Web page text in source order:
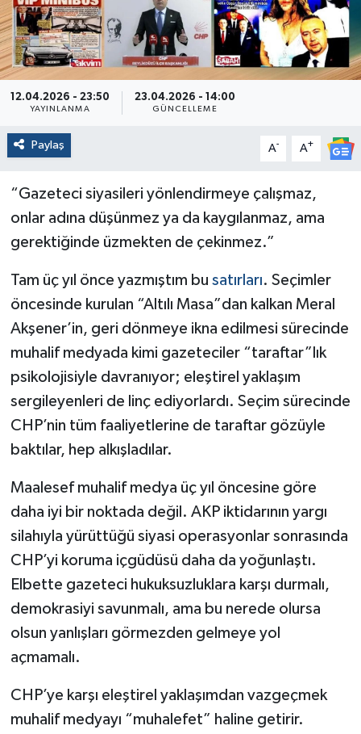
12.04.2026 - 23:50
YAYINLANMA
23.04.2026 - 14:00
GÜNCELLEME
Paylaş A- A+
“Gazeteci siyasileri yönlendirmeye çalışmaz,
onlar adına düşünmez ya da kaygılanmaz, ama
gerektiğinde üzmekten de çekinmez.”
Tam üç yıl önce yazmıştım bu satırları. Seçimler
öncesinde kurulan “Altılı Masa”dan kalkan Meral
Akşener’in, geri dönmeye ikna edilmesi sürecinde
muhalif medyada kimi gazeteciler “taraftar”lık
psikolojisiyle davranıyor; eleştirel yaklaşım
sergileyenleri de linç ediyorlardı. Seçim sürecinde
CHP’nin tüm faaliyetlerine de taraftar gözüyle
baktılar, hep alkışladılar.
Maalesef muhalif medya üç yıl öncesine göre
daha iyi bir noktada değil. AKP iktidarının yargı
silahıyla yürüttüğü siyasi operasyonlar sonrasında
CHP’yi koruma içgüdüsü daha da yoğunlaştı.
Elbette gazeteci hukuksuzluklara karşı durmalı,
demokrasiyi savunmalı, ama bu nerede olursa
olsun yanlışları görmezden gelmeye yol
açmamalı.
CHP’ye karşı eleştirel yaklaşımdan vazgeçmek
muhalif medyayı “muhalefet” haline getirir.
Politika
Sağlık
Spor
Yaşam
Çalışma Hayatı
Kadın
Yurt